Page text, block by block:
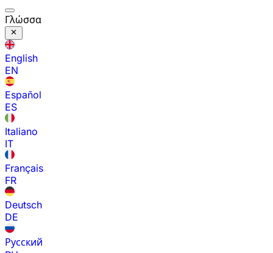
Γλώσσα
English
EN
Español
ES
Italiano
IT
Français
FR
Deutsch
DE
Русский